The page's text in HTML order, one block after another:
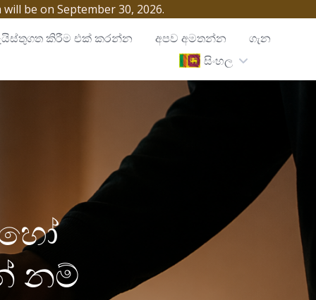
be on September 30, 2026.
කිරීම එක් කරන්න අපව අමතන්න
ගැන
සිංහල
හෝ
නම්